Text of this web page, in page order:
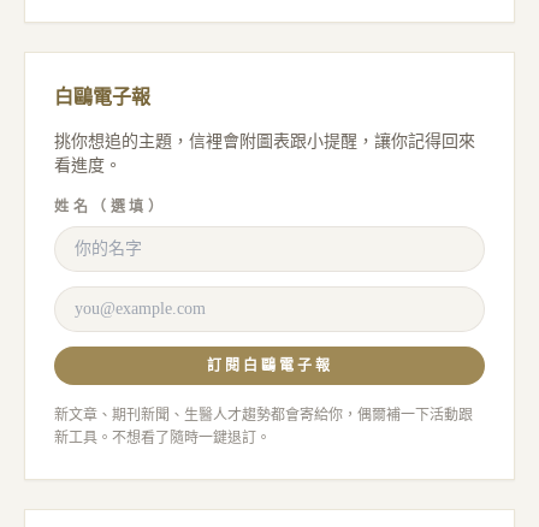
白鷗電子報
挑你想追的主題，信裡會附圖表跟小提醒，讓你記得回來
看進度。
姓名（選填）
訂閱白鷗電子報
新文章、期刊新聞、生醫人才趨勢都會寄給你，偶爾補一下活動跟
新工具。不想看了隨時一鍵退訂。